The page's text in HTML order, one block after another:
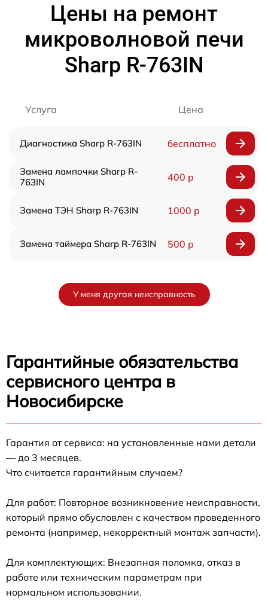
Цены на ремонт
микроволновой печи
Sharp R-763IN
Услуга Цена
Диагностика Sharp R-763IN бесплатно
Замена лампочки Sharp R-
763IN
400 р
Замена ТЭН Sharp R-763IN 1000 р
Замена таймера Sharp R-763IN 500 р
У меня другая неисправность
Гарантийные обязательства
сервисного центра в
Новосибирске
Гарантия от сервиса: на установленные нами детали
— до 3 месяцев.
Что считается гарантийным случаем?
Для работ: Повторное возникновение неисправности,
который прямо обусловлен с качеством проведенного
ремонта (например, некорректный монтаж запчасти).
Для комплектующих: Внезапная поломка, отказ в
работе или техническим параметрам при
нормальном использовании.